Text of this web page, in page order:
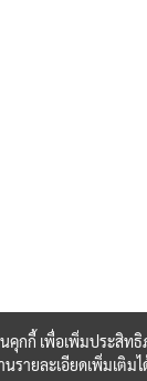
นคุกกี้ เพื่อเพิ่มประสิท
รายละเอียดเพิ่มเติม